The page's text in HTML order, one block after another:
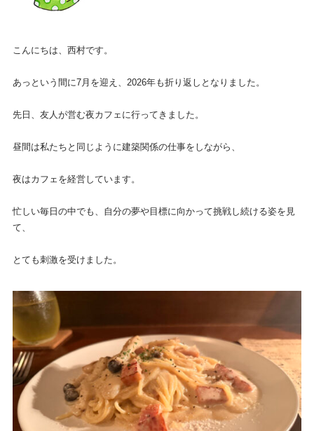
こんにちは、西村です。
あっという間に7月を迎え、2026年も折り返しとなりました。
先日、友人が営む夜カフェに行ってきました。
昼間は私たちと同じように建築関係の仕事をしながら、
夜はカフェを経営しています。
忙しい毎日の中でも、自分の夢や目標に向かって挑戦し続ける姿を見
て、
とても刺激を受けました。